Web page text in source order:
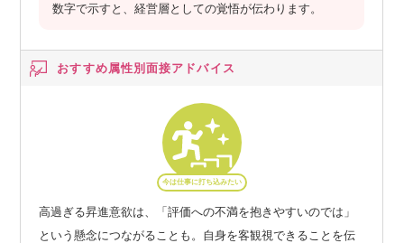
数字で示すと、経営層としての覚悟が伝わります。
おすすめ属性別面接アドバイス
今は仕事に打ち込みたい
高過ぎる昇進意欲は、「評価への不満を抱きやすいのでは」
という懸念につながることも。自身を客観視できることを伝